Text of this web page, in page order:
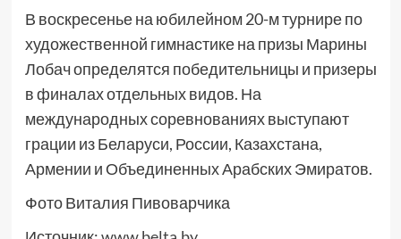
В воскресенье на юбилейном 20-м турнире по
художественной гимнастике на призы Марины
Лобач определятся победительницы и призеры
в финалах отдельных видов. На
международных соревнованиях выступают
грации из Беларуси, России, Казахстана,
Армении и Объединенных Арабских Эмиратов.
Фото Виталия Пивоварчика